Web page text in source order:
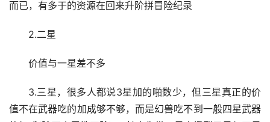
而已，有多于的资源在回来升阶拼冒险纪录
2.二星
价值与一星差不多
3.三星，很多人都说3星加的啪数少，但三星真正的价
值不在武器吃的加成够不够，而是幻兽吃不到一般四星武器